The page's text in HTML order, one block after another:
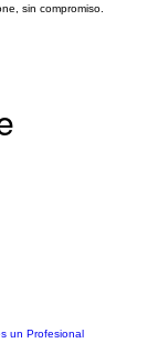
sin compromiso.